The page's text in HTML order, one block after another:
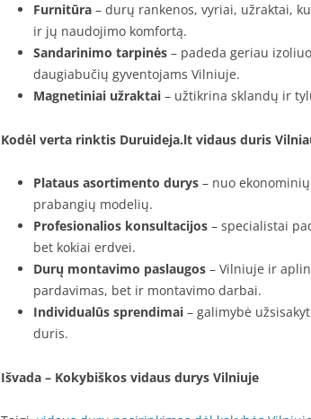
Furnitūra – durų rankenos, vyriai, užraktai,
ir jų naudojimo komfortą.
Sandarinimo tarpinės – padeda geriau
daugiabučių gyventojams Vilniuje.
Magnetiniai užraktai – užtikrina sklandų ir
Kodėl verta rinktis Duruideja.lt vidaus duris
Plataus asortimento durys – nuo
prabangių modelių.
Profesionalios konsultacijos – specialistai
bet kokiai erdvei.
Durų montavimo paslaugos – Vilniuje ir
pardavimas, bet ir montavimo darbai.
Individualūs sprendimai – galimybė
duris.
Išvada – Kokybiškos vidaus durys Vilniuje